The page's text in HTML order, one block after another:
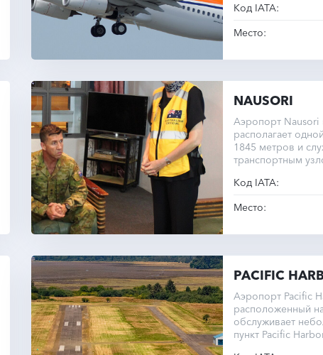
Код IATA:
Место:
NAUSORI
Аэропорт
располагает
1845 метров и
транспортным
Код IATA:
Место:
PACIFIC
Аэропорт Pacific
расположенный
обслуживает
пункт Pacific